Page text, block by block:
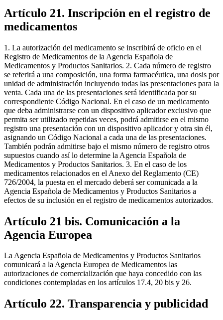
Artículo 21. Inscripción en el registro de
medicamentos
1. La autorización del medicamento se inscribirá de oficio en el
Registro de Medicamentos de la Agencia Española de
Medicamentos y Productos Sanitarios. 2. Cada número de registro
se referirá a una composición, una forma farmacéutica, una dosis por
unidad de administración incluyendo todas las presentaciones para la
venta. Cada una de las presentaciones será identificada por su
correspondiente Código Nacional. En el caso de un medicamento
que deba administrarse con un dispositivo aplicador exclusivo que
permita ser utilizado repetidas veces, podrá admitirse en el mismo
registro una presentación con un dispositivo aplicador y otra sin él,
asignando un Código Nacional a cada una de las presentaciones.
También podrán admitirse bajo el mismo número de registro otros
supuestos cuando así lo determine la Agencia Española de
Medicamentos y Productos Sanitarios. 3. En el caso de los
medicamentos relacionados en el Anexo del Reglamento (CE)
726/2004, la puesta en el mercado deberá ser comunicada a la
Agencia Española de Medicamentos y Productos Sanitarios a
efectos de su inclusión en el registro de medicamentos autorizados.
Artículo 21 bis. Comunicación a la
Agencia Europea
La Agencia Española de Medicamentos y Productos Sanitarios
comunicará a la Agencia Europea de Medicamentos las
autorizaciones de comercialización que haya concedido con las
condiciones contempladas en los artículos 17.4, 20 bis y 26.
Artículo 22. Transparencia y publicidad